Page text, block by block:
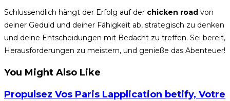
Schlussendlich hängt der Erfolg auf der chicken road von
deiner Geduld und deiner Fähigkeit ab, strategisch zu denken
und deine Entscheidungen mit Bedacht zu treffen. Sei bereit,
Herausforderungen zu meistern, und genieße das Abenteuer!
You Might Also Like
Propulsez Vos Paris Lapplication betify, Votre